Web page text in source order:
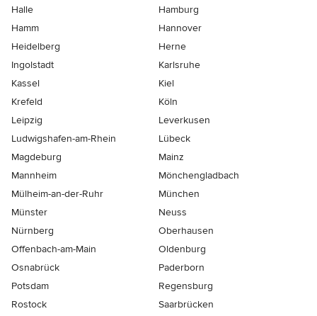
Halle
Hamburg
Hamm
Hannover
Heidelberg
Herne
Ingolstadt
Karlsruhe
Kassel
Kiel
Krefeld
Köln
Leipzig
Leverkusen
Ludwigshafen-am-Rhein
Lübeck
Magdeburg
Mainz
Mannheim
Mönchen­gladbach
Mülheim-an-der-Ruhr
München
Münster
Neuss
Nürnberg
Oberhausen
Offenbach-am-Main
Oldenburg
Osnabrück
Paderborn
Potsdam
Regensburg
Rostock
Saarbrücken